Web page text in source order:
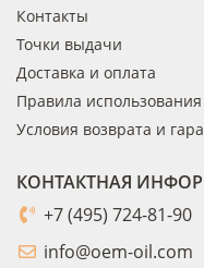
Контакты
Точки выдачи
Доставка и оплата
Правила использования
Условия возврата и
КОНТАКТНАЯ
+7 (495) 724-81-90
info@oem-oil.com